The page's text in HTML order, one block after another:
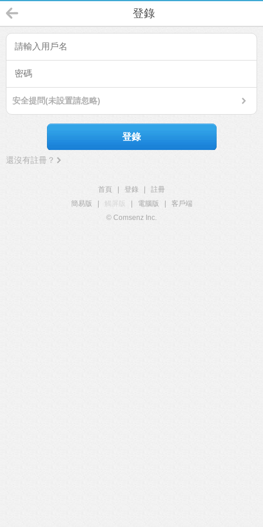
登錄
安全提問(未設置請忽略)
登錄
還沒有註冊？
首頁 登錄
註冊
簡易版
觸屏版 電腦版
客戶端
© Comsenz Inc.